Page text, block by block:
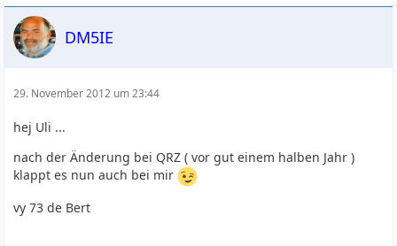
DM5IE
29. November 2012 um 23:44
hej Uli ...
nach der Änderung bei QRZ ( vor gut einem halben Jahr )
klappt es nun auch bei mir
vy 73 de Bert